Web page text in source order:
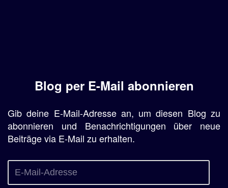
Blog per E-Mail abonnieren
Gib deine E-Mail-Adresse an, um diesen Blog zu
abonnieren und Benachrichtigungen über neue
Beiträge via E-Mail zu erhalten.